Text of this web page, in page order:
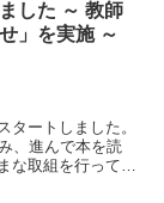
した ～ 教師
」を実施 ～
ートしました。
、進んで本を読
な取組を行ってい